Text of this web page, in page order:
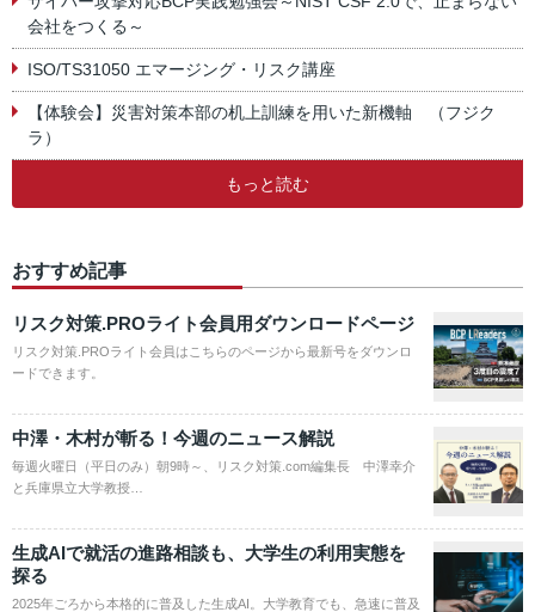
会社をつくる～
ISO/TS31050 エマージング・リスク講座
【体験会】災害対策本部の机上訓練を用いた新機軸 （フジク
ラ）
もっと読む
おすすめ記事
リスク対策.PROライト会員用ダウンロードページ
リスク対策.PROライト会員はこちらのページから最新号をダウンロ
ードできます。
中澤・木村が斬る！今週のニュース解説
毎週火曜日（平日のみ）朝9時～、リスク対策.com編集長 中澤幸介
と兵庫県立大学教授…
生成AIで就活の進路相談も、大学生の利用実態を
探る
2025年ごろから本格的に普及した生成AI。大学教育でも、急速に普及